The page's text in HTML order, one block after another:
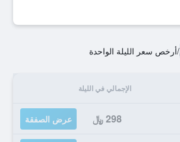
/أرخص سعر الليلة الواحدة
الإجمالي في الليلة
298 ﷼ عرض الصفقة